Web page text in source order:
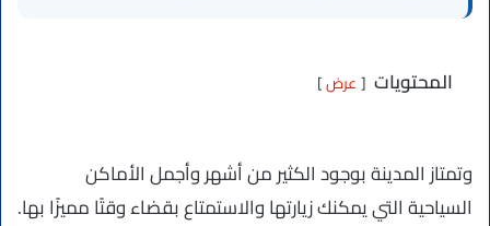
المحتويات عرض
وتمتاز المدينة بوجود الكثير من أشهر وأجمل الأماكن
السياحية التي يمكنك زيارتها والاستمتاع بقضاء وقتًا مميزًا بها.